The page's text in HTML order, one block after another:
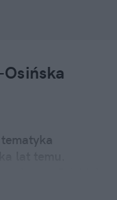
system